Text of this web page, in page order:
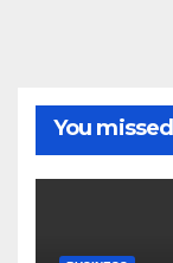
You missed